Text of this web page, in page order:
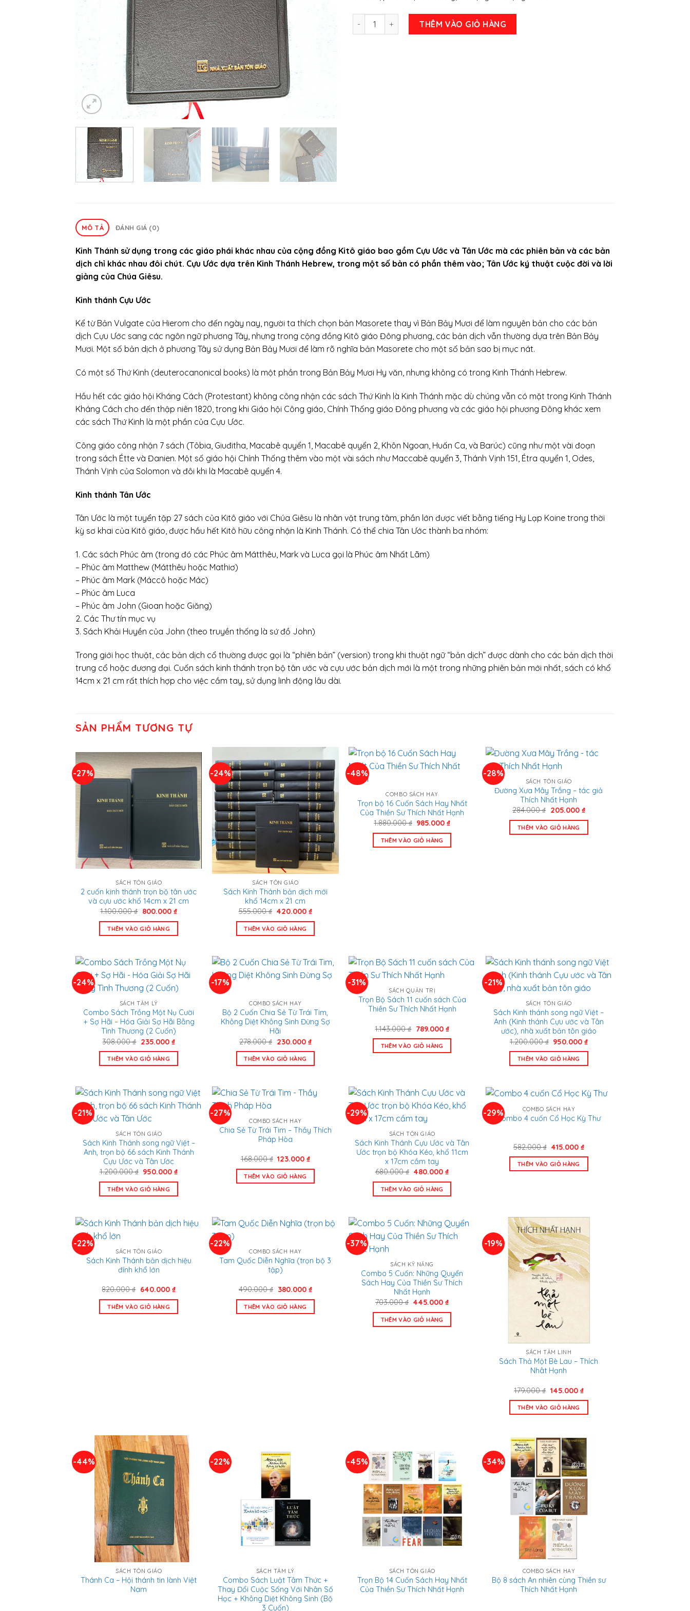
Sách kinh thánh trọn bộ tân ước và cựu ước khổ 14cm x 21 cm cầm tay tiện dụng số lượng
THÊM VÀO GIỎ HÀNG
MÔ TẢ ĐÁNH GIÁ (0)
Kinh Thánh sử dụng trong các giáo phái khác nhau của cộng đồng Kitô giáo bao gồm Cựu Ước và Tân Ước mà các phiên bản và các bản
dịch chỉ khác nhau đôi chút. Cựu Ước dựa trên Kinh Thánh Hebrew, trong một số bản có phần thêm vào; Tân Ước ký thuật cuộc đời và lời
giảng của Chúa Giêsu.
Kinh thánh Cựu Ước
Kể từ Bản Vulgate của Hierom cho đến ngày nay, người ta thích chọn bản Masorete thay vì Bản Bảy Mươi để làm nguyên bản cho các bản
dịch Cựu Ước sang các ngôn ngữ phương Tây, nhưng trong cộng đồng Kitô giáo Đông phương, các bản dịch vẫn thường dựa trên Bản Bảy
Mươi. Một số bản dịch ở phương Tây sử dụng Bản Bảy Mươi để làm rõ nghĩa bản Masorete cho một số bản sao bị mục nát.
Có một số Thứ Kinh (deuterocanonical books) là một phần trong Bản Bảy Mươi Hy văn, nhưng không có trong Kinh Thánh Hebrew.
Hầu hết các giáo hội Kháng Cách (Protestant) không công nhận các sách Thứ Kinh là Kinh Thánh mặc dù chúng vẫn có mặt trong Kinh Thánh
Kháng Cách cho đến thập niên 1820, trong khi Giáo hội Công giáo, Chính Thống giáo Đông phương và các giáo hội phương Đông khác xem
các sách Thứ Kinh là một phần của Cựu Ước.
Công giáo công nhận 7 sách (Tôbia, Giuđitha, Macabê quyển 1, Macabê quyển 2, Khôn Ngoan, Huấn Ca, và Barúc) cũng như một vài đoạn
trong sách Étte và Đanien. Một số giáo hội Chính Thống thêm vào một vài sách như Maccabê quyển 3, Thánh Vịnh 151, Étra quyển 1, Odes,
Thánh Vịnh của Solomon và đôi khi là Macabê quyển 4.
Kinh thánh Tân Ước
Tân Ước là một tuyển tập 27 sách của Kitô giáo với Chúa Giêsu là nhân vật trung tâm, phần lớn được viết bằng tiếng Hy Lạp Koine trong thời
kỳ sơ khai của Kitô giáo, được hầu hết Kitô hữu công nhận là Kinh Thánh. Có thể chia Tân Ước thành ba nhóm:
1. Các sách Phúc âm (trong đó các Phúc âm Mátthêu, Mark và Luca gọi là Phúc âm Nhất Lãm)
– Phúc âm Matthew (Mátthêu hoặc Mathiơ)
– Phúc âm Mark (Máccô hoặc Mác)
– Phúc âm Luca
– Phúc âm John (Gioan hoặc Giăng)
2. Các Thư tín mục vụ
3. Sách Khải Huyền của John (theo truyền thống là sứ đồ John)
Trong giới học thuật, các bản dịch cổ thường được gọi là “phiên bản” (version) trong khi thuật ngữ “bản dịch” được dành cho các bản dịch thời
trung cổ hoặc đương đại. Cuốn sách kinh thánh trọn bộ tân ước và cựu ước bản dịch mới là một trong những phiên bản mới nhất, sách có khổ
14cm x 21 cm rất thích hợp cho việc cầm tay, sử dụng linh động lâu dài.
SẢN PHẨM TƯƠNG TỰ
-27%
SÁCH TÔN GIÁO
2 cuốn kinh thánh trọn bộ tân ước
và cựu ước khổ 14cm x 21 cm
1.100.000₫ Giá
là:
1.100.000 ₫.
800.000 ₫Giá
tại
THÊM VÀO GIỎ HÀNG
-24%
SÁCH TÔN GIÁO
Sách Kinh Thánh bản dịch mới
khổ 14cm x 21 cm
555.000₫ Giá
là:
555.000 ₫.
420.000₫Giá
tại
THÊM VÀO GIỎ HÀNG
-48%
COMBO SÁCH HAY
Trọn bộ 16 Cuốn Sách Hay Nhất
Của Thiền Sư Thích Nhất Hạnh
1.880.000₫ Giá
là:
1.880.000 ₫.
985.000₫Giá
THÊM VÀO GIỎ HÀNG
-28%
SÁCH TÔN GIÁO
Đường Xưa Mây Trắng – tác giả
Thích Nhất Hạnh
284.000₫ Giá
là:
284.000 ₫.
205.000 ₫Giá
THÊM VÀO GIỎ HÀNG
-24%
SÁCH TÂM LÝ
Combo Sách Trồng Một Nụ Cười
+ Sợ Hãi – Hóa Giải Sợ Hãi Bằng
Tình Thương (2 Cuốn)
308.000₫ Giá
là:
308.000 ₫.
235.000 ₫Giá
là:
THÊM VÀO GIỎ HÀNG
-17%
COMBO SÁCH HAY
Bộ 2 Cuốn Chia Sẻ Từ Trái Tim,
Không Diệt Không Sinh Đừng Sợ
Hãi
278.000₫ Giá
là:
278.000 ₫.
230.000 ₫Giá
là:
THÊM VÀO GIỎ HÀNG
-31%
SÁCH QUẢN TRỊ
Trọn Bộ Sách 11 cuốn sách Của
Thiền Sư Thích Nhất Hạnh
1.143.000₫ Giá
là:
1.143.000 ₫.
789.000 ₫Giá
là:
THÊM VÀO GIỎ HÀNG
-21%
SÁCH TÔN GIÁO
Sách Kinh thánh song ngữ Việt –
Anh (Kinh thánh Cựu ước và Tân
ước), nhà xuất bản tôn giáo
1.200.000₫ Giá
là:
1.200.000 ₫.
950.000₫Giá
THÊM VÀO GIỎ HÀNG
-21%
SÁCH TÔN GIÁO
Sách Kinh Thánh song ngữ Việt –
Anh, trọn bộ 66 sách Kinh Thánh
Cựu Ước và Tân Ước
1.200.000₫ Giá
là:
1.200.000 ₫.
950.000₫Giá
THÊM VÀO GIỎ HÀNG
-27%
COMBO SÁCH HAY
Chia Sẻ Từ Trái Tim – Thầy Thích
Pháp Hòa
168.000₫ Giá
là:
168.000 ₫.
123.000₫Giá
THÊM VÀO GIỎ HÀNG
-29%
SÁCH TÔN GIÁO
Sách Kinh Thánh Cựu Ước và Tân
Ước trọn bộ Khóa Kéo, khổ 11cm
x 17cm cầm tay
680.000₫ Giá
là:
680.000 ₫.
480.000₫Giá
THÊM VÀO GIỎ HÀNG
-29% COMBO SÁCH HAY
Combo 4 cuốn Cổ Học Kỳ Thư
582.000₫ Giá
là:
582.000 ₫.
415.000₫Giá
là:
THÊM VÀO GIỎ HÀNG
-22%
SÁCH TÔN GIÁO
Sách Kinh Thánh bản dịch hiệu
đính khổ lớn
820.000₫ Giá
là:
820.000 ₫.
640.000 ₫Giá
tại
THÊM VÀO GIỎ HÀNG
-22%
COMBO SÁCH HAY
Tam Quốc Diễn Nghĩa (trọn bộ 3
tập)
490.000₫ Giá
là:
490.000 ₫.
380.000 ₫Giá
tại
THÊM VÀO GIỎ HÀNG
-37%
SÁCH KỸ NĂNG
Combo 5 Cuốn: Những Quyển
Sách Hay Của Thiền Sư Thích
Nhất Hạnh
703.000₫ Giá
là:
703.000 ₫.
445.000₫Giá
tại
THÊM VÀO GIỎ HÀNG
-19%
SÁCH TÂM LINH
Sách Thả Một Bè Lau – Thích
Nhât Hạnh
179.000₫ Giá
là:
179.000 ₫.
145.000 ₫Giá
là:
THÊM VÀO GIỎ HÀNG
-44%
SÁCH TÔN GIÁO
Thánh Ca – Hội thánh tin lành Việt
Nam
-22%
SÁCH TÂM LÝ
Combo Sách Luật Tâm Thức +
Thay Đổi Cuộc Sống Với Nhân Số
Học + Không Diệt Không Sinh (Bộ
3 Cuốn)
-45%
SÁCH TÔN GIÁO
Trọn Bộ 14 Cuốn Sách Hay Nhất
Của Thiền Sư Thích Nhất Hạnh
-34%
COMBO SÁCH HAY
Bộ 8 sách An nhiên cùng Thiền sư
Thích Nhất Hạnh